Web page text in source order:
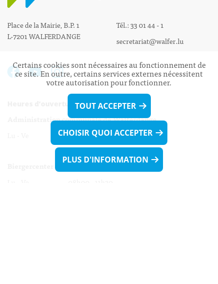
Place de la Mairie, B.P. 1
L-7201 WALFERDANGE
Tél.: 33 01 44 - 1
secretariat@walfer.lu
Heures d’ouverture:
Administration communale de Walferdange
Lu - Ve 08h00 - 11h30
13h30 - 16h00
Certains cookies sont nécessaires au fonctionnement de
ce site. En outre, certains services externes nécessitent
votre autorisation pour fonctionner.
TOUT ACCEPTER
CHOISIR QUOI ACCEPTER
PLUS D'INFORMATION